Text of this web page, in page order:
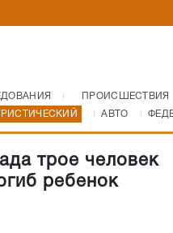
ПРОИСШЕСТВИЯ
АВТО
трое человек
ребенок